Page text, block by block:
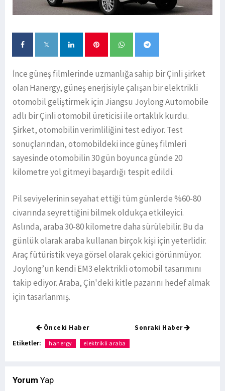
İnce güneş filmlerinde uzmanlığa sahip bir Çinli şirket
olan Hanergy, güneş enerjisiyle çalışan bir elektrikli
otomobil geliştirmek için Jiangsu Joylong Automobile
adlı bir Çinli otomobil üreticisi ile ortaklık kurdu.
Şirket, otomobilin verimliliğini test ediyor. Test
sonuçlarından, otomobildeki ince güneş filmleri
sayesinde otomobilin 30 gün boyunca günde 20
kilometre yol gitmeyi başardığı tespit edildi.
Pil seviyelerinin seyahat ettiği tüm günlerde %60-80
civarında seyrettiğini bilmek oldukça etkileyici.
Aslında, araba 30-80 kilometre daha sürülebilir. Bu da
günlük olarak araba kullanan birçok kişi için yeterlidir.
Araç fütüristik veya görsel olarak çekici görünmüyor.
Joylong’un kendi EM3 elektrikli otomobil tasarımını
takip ediyor. Araba, Çin'deki kitle pazarını hedef almak
için tasarlanmış.
Önceki Haber Sonraki Haber
Etiketler: hanergy elektrikli araba
Yorum Yap